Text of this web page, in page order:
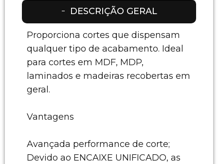
DESCRIÇÃO GERAL
Proporciona cortes que dispensam
qualquer tipo de acabamento. Ideal
para cortes em MDF, MDP,
laminados e madeiras recobertas em
geral.
Vantagens
Avançada performance de corte;
Devido ao ENCAIXE UNIFICADO, as